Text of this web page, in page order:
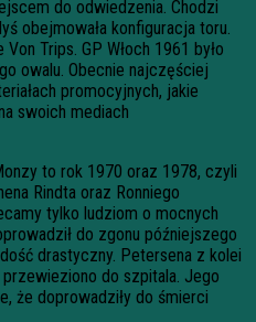
do odwiedzenia. Chodzi
obejmowała konfiguracja toru.
Trips. GP Włoch 1961 było
owalu. Obecnie najczęściej
promocyjnych, jakie
swoich mediach
to rok 1970 oraz 1978, czyli
Rindta oraz Ronniego
tylko ludziom o mocnych
do zgonu późniejszego
drastyczny. Petersena z kolei
do szpitala. Jego
że doprowadziły do śmierci